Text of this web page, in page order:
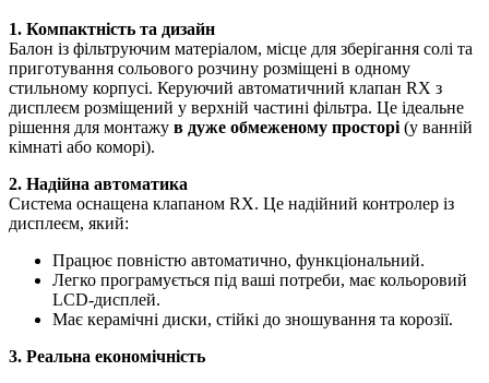
1. Компактність та дизайн
Балон із фільтруючим матеріалом, місце для зберігання солі та
приготування сольового розчину розміщені в одному
стильному корпусі. Керуючий автоматичний клапан RX з
дисплеєм розміщений у верхній частині фільтра. Це ідеальне
рішення для монтажу в дуже обмеженому просторі (у ванній
кімнаті або коморі).
2. Надійна автоматика
Система оснащена клапаном RX. Це надійний контролер із
дисплеєм, який:
Працює повністю автоматично, функціональний.
Легко програмується під ваші потреби, має кольоровий
LCD-дисплей.
Має керамічні диски, стійкі до зношування та корозії.
3. Реальна економічність